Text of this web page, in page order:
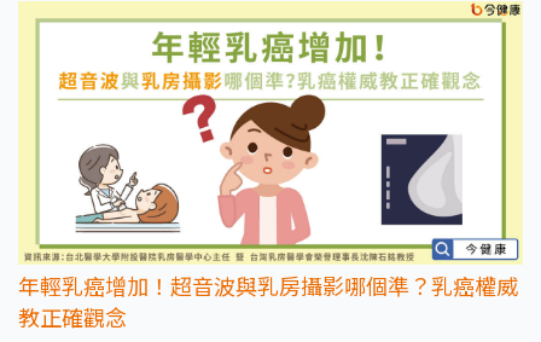
年輕乳癌增加！超音波與乳房攝影哪個準？乳癌權威
教正確觀念